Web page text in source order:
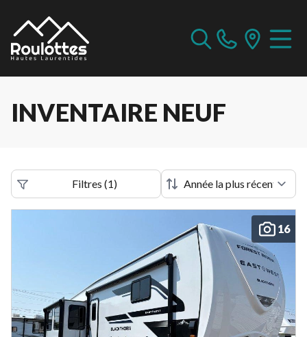
INVENTAIRE NEUF
Filtres (1)
16